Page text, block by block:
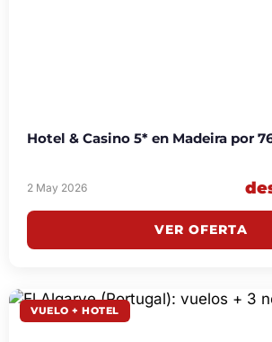
Hotel & Casino 5* en Madeira por
2 May 2026
VER OFERTA
VUELO + HOTEL